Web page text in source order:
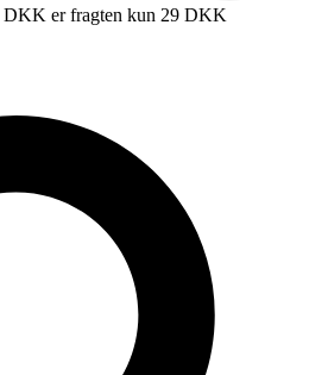
DKK er fragten kun 29 DKK